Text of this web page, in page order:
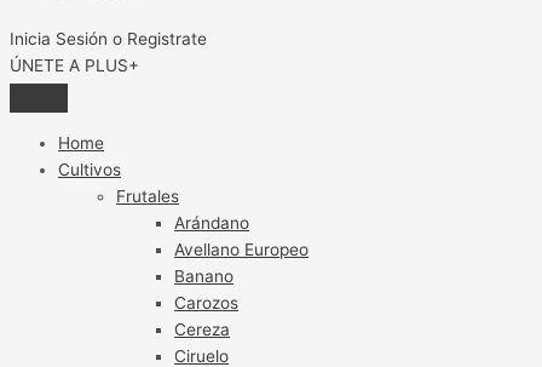
Inicia Sesión o Registrate
ÚNETE A PLUS+
Home
Cultivos
Frutales
Arándano
Avellano Europeo
Banano
Carozos
Cereza
Ciruelo